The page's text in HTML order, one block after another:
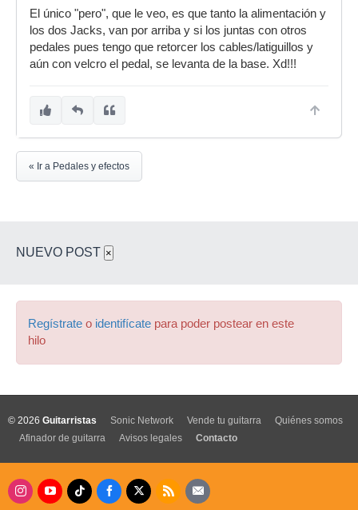
El único "pero", que le veo, es que tanto la alimentación y
los dos Jacks, van por arriba y si los juntas con otros
pedales pues tengo que retorcer los cables/latiguillos y
aún con velcro el pedal, se levanta de la base. Xd!!!
« Ir a Pedales y efectos
NUEVO POST ×
Regístrate o identifícate para poder postear en este
hilo
© 2026 Guitarristas Sonic Network Vende tu guitarra
Quiénes somos
Afinador de guitarra
Avisos legales Contacto